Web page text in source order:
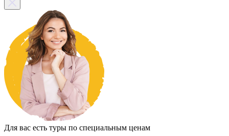
Для вас есть туры по специальным ценам